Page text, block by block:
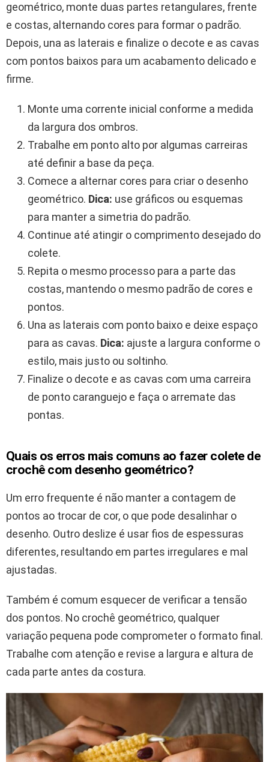
geométrico, monte duas partes retangulares, frente
e costas, alternando cores para formar o padrão.
Depois, una as laterais e finalize o decote e as cavas
com pontos baixos para um acabamento delicado e
firme.
Monte uma corrente inicial conforme a medida
da largura dos ombros.
Trabalhe em ponto alto por algumas carreiras
até definir a base da peça.
Comece a alternar cores para criar o desenho
geométrico. Dica: use gráficos ou esquemas
para manter a simetria do padrão.
Continue até atingir o comprimento desejado do
colete.
Repita o mesmo processo para a parte das
costas, mantendo o mesmo padrão de cores e
pontos.
Una as laterais com ponto baixo e deixe espaço
para as cavas. Dica: ajuste a largura conforme o
estilo, mais justo ou soltinho.
Finalize o decote e as cavas com uma carreira
de ponto caranguejo e faça o arremate das
pontas.
Quais os erros mais comuns ao fazer colete de
crochê com desenho geométrico?
Um erro frequente é não manter a contagem de
pontos ao trocar de cor, o que pode desalinhar o
desenho. Outro deslize é usar fios de espessuras
diferentes, resultando em partes irregulares e mal
ajustadas.
Também é comum esquecer de verificar a tensão
dos pontos. No crochê geométrico, qualquer
variação pequena pode comprometer o formato final.
Trabalhe com atenção e revise a largura e altura de
cada parte antes da costura.